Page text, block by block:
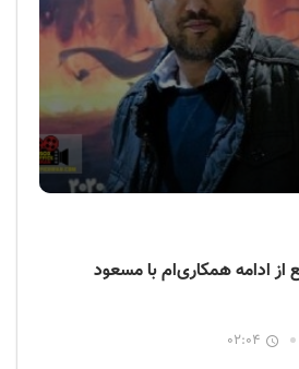
از ادامه همکاری‌ام با مسعود
02:04